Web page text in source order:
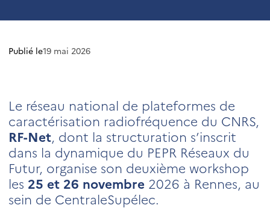
Publié le19 mai 2026
Le réseau national de plateformes de
caractérisation radiofréquence du CNRS,
RF-Net, dont la structuration s’inscrit
dans la dynamique du PEPR Réseaux du
Futur, organise son deuxième workshop
les 25 et 26 novembre 2026 à Rennes, au
sein de CentraleSupélec.